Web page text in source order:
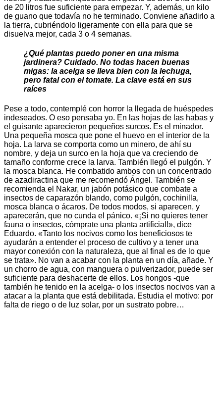
de 20 litros fue suficiente para empezar. Y, además, un kilo
de guano que todavía no he terminado. Conviene añadirlo a
la tierra, cubriéndolo ligeramente con ella para que se
disuelva mejor, cada 3 o 4 semanas.
¿Qué plantas puedo poner en una misma
jardinera? Cuidado. No todas hacen buenas
migas: la acelga se lleva bien con la lechuga,
pero fatal con el tomate. La clave está en sus
raíces
Pese a todo, contemplé con horror la llegada de huéspedes
indeseados. O eso pensaba yo. En las hojas de las habas y
el guisante aparecieron pequeños surcos. Es el minador.
Una pequeña mosca que pone el huevo en el interior de la
hoja. La larva se comporta como un minero, de ahí su
nombre, y deja un surco en la hoja que va creciendo de
tamaño conforme crece la larva. También llegó el pulgón. Y
la mosca blanca. He combatido ambos con un concentrado
de azadiractina que me recomendó Ángel. También se
recomienda el Nakar, un jabón potásico que combate a
insectos de caparazón blando, como pulgón, cochinilla,
mosca blanca o ácaros. De todos modos, si aparecen, y
aparecerán, que no cunda el pánico. «¡Si no quieres tener
fauna o insectos, cómprate una planta artificial!», dice
Eduardo. «Tanto los nocivos como los beneficiosos te
ayudarán a entender el proceso de cultivo y a tener una
mayor conexión con la naturaleza, que al final es de lo que
se trata». No van a acabar con la planta en un día, añade. Y
un chorro de agua, con manguera o pulverizador, puede ser
suficiente para deshacerte de ellos. Los hongos -que
también he tenido en la acelga- o los insectos nocivos van a
atacar a la planta que está debilitada. Estudia el motivo: por
falta de riego o de luz solar, por un sustrato pobre…